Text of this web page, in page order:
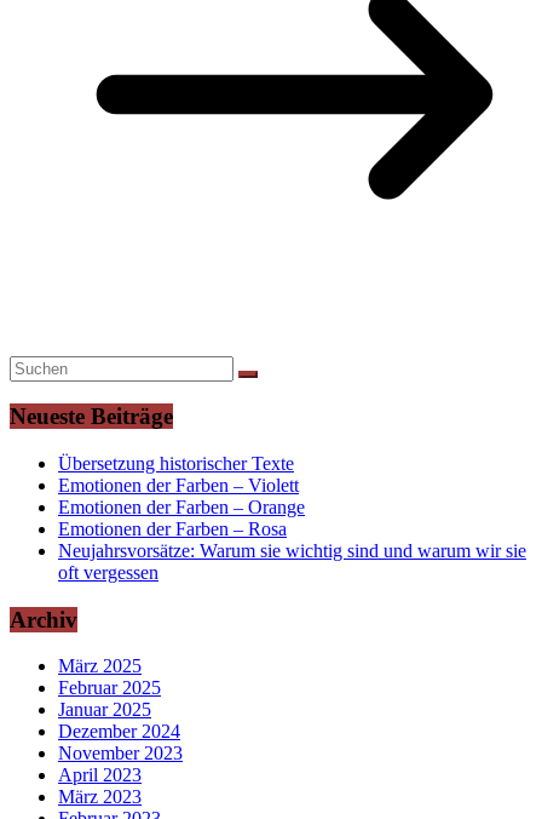
Neueste Beiträge
Übersetzung historischer Texte
Emotionen der Farben – Violett
Emotionen der Farben – Orange
Emotionen der Farben – Rosa
Neujahrsvorsätze: Warum sie wichtig sind und warum wir sie
oft vergessen
Archiv
März 2025
Februar 2025
Januar 2025
Dezember 2024
November 2023
April 2023
März 2023